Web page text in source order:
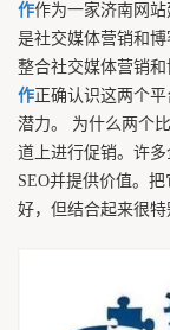
作作为一家济南网
是社交媒体营销和
整合社交媒体营销和
作正确认识这两个
潜力。 为什么两个
道上进行促销。许
SEO并提供价值。
好，但结合起来很特